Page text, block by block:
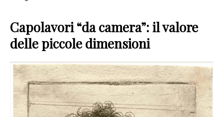
Capolavori “da camera”: il valore
delle piccole dimensioni